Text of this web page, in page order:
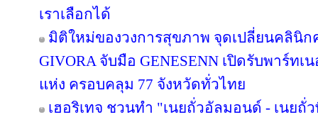
เราเลือกได้
มิติใหม่ของวงการสุขภาพ จุดเปลี่ยนคลินิก
GIVORA จับมือ GENESENN เปิดรับพาร์ทเ
แห่ง ครอบคลุม 77 จังหวัดทั่วไทย
เฮอริเทจ ชวนทำ "เนยถั่วอัลมอนด์ - เนยถั่